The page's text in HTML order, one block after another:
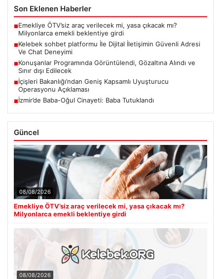
Son Eklenen Haberler
■Emekliye ÖTV’siz araç verilecek mi, yasa çıkacak mı?
Milyonlarca emekli beklentiye girdi
■Kelebek sohbet platformu İle Dijital İletişimin Güvenli Adresi
Ve Chat Deneyimi
■Konuşanlar Programında Görüntülendi, Gözaltına Alındı ve
Sınır dışı Edilecek
■İçişleri Bakanlığı’ndan Geniş Kapsamlı Uyuşturucu
Operasyonu Açıklaması
■İzmir’de Baba-Oğul Cinayeti: Baba Tutuklandı
Güncel
08/08/2026
Emekliye ÖTV’siz araç verilecek mi, yasa çıkacak mı?
Milyonlarca emekli beklentiye girdi
08/08/2026